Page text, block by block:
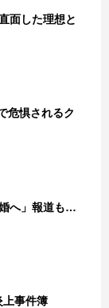
面した理想と
危惧されるク
へ」報道も…
事件簿